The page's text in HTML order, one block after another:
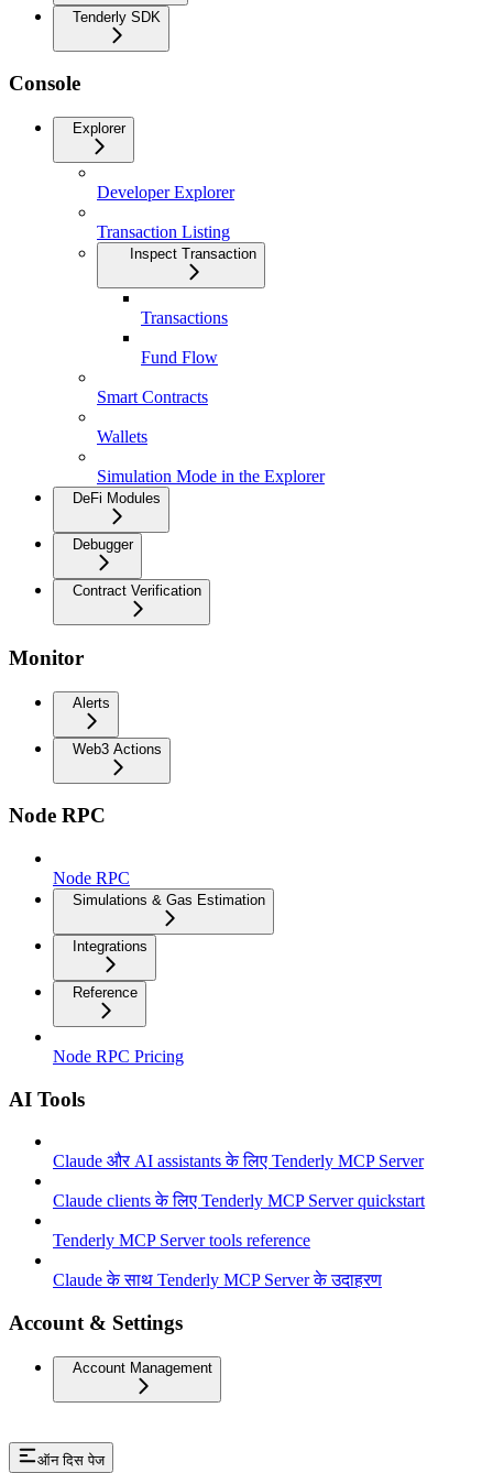
Tenderly SDK
Console
Explorer
Developer Explorer
Transaction Listing
Inspect Transaction
Transactions
Fund Flow
Smart Contracts
Wallets
Simulation Mode in the Explorer
DeFi Modules
Debugger
Contract Verification
Monitor
Alerts
Web3 Actions
Node RPC
Node RPC
Simulations & Gas Estimation
Integrations
Reference
Node RPC Pricing
AI Tools
Claude और AI assistants के लिए Tenderly MCP Server
Claude clients के लिए Tenderly MCP Server quickstart
Tenderly MCP Server tools reference
Claude के साथ Tenderly MCP Server के उदाहरण
Account & Settings
Account Management
ऑन दिस पेज